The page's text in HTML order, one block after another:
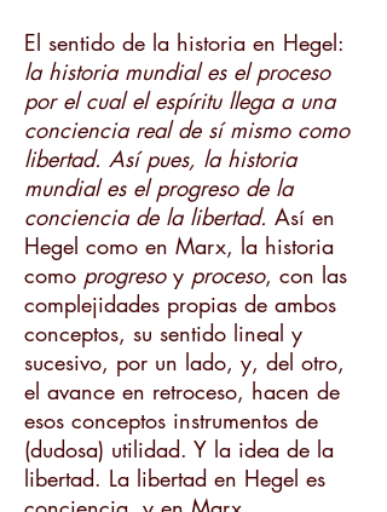
El sentido de la historia en Hegel:
la historia mundial es el proceso
por el cual el espíritu llega a una
conciencia real de sí mismo como
libertad. Así pues, la historia
mundial es el progreso de la
conciencia de la libertad. Así en
Hegel como en Marx, la historia
como progresoy proceso, con las
complejidades propias de ambos
conceptos, su sentido lineal y
sucesivo, por un lado, y, del otro,
el avance en retroceso, hacen de
esos conceptos instrumentos de
(dudosa) utilidad. Y la idea de la
libertad. La libertad en Hegel es